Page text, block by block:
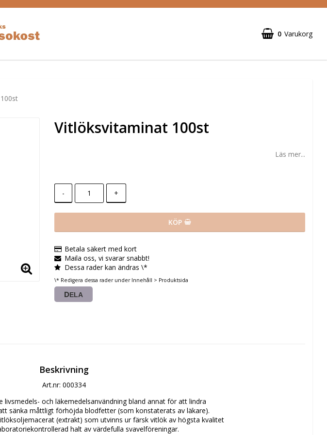
0 Varukorg
Vitlöksvitaminat 100st
Läs mer...
- +
KÖP
Betala säkert med kort
Maila oss, vi svarar snabbt!
Dessa rader kan ändras \*
\* Redigera dessa rader under Innehåll > Produktsida
DELA
Beskrivning
Art.nr: 000334
livsmedels- och läkemedelsanvändning bland annat för att lindra
sänka måttligt förhöjda blodfetter (som konstaterats av läkare).
(extrakt) som utvinns ur färsk vitlök av högsta kvalitet
halt av värdefulla svavelföreningar.